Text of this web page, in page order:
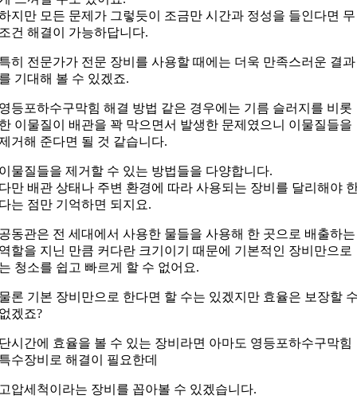
지만 모든 문제가 그렇듯이 조금만 시간과 정성을 들인다면 무
건 해결이 가능하답니다.
히 전문가가 전문 장비를 사용할 때에는 더욱 만족스러운 결과
기대해 볼 수 있겠죠.
등포하수구막힘 해결 방법 같은 경우에는 기름 슬러지를 비롯
이물질이 배관을 꽉 막으면서 발생한 문제였으니 이물질들을
거해 준다면 될 것 같습니다.
물질들을 제거할 수 있는 방법들을 다양합니다.
만 배관 상태나 주변 환경에 따라 사용되는 장비를 달리해야
는 점만 기억하면 되지요.
동관은 전 세대에서 사용한 물들을 사용해 한 곳으로 배출하는
할을 지닌 만큼 커다란 크기이기 때문에 기본적인 장비만으로
청소를 쉽고 빠르게 할 수 없어요.
론 기본 장비만으로 한다면 할 수는 있겠지만 효율은 보장할
겠죠?
시간에 효율을 볼 수 있는 장비라면 아마도 영등포하수구막힘
수장비로 해결이 필요한데
압세척이라는 장비를 꼽아볼 수 있겠습니다.